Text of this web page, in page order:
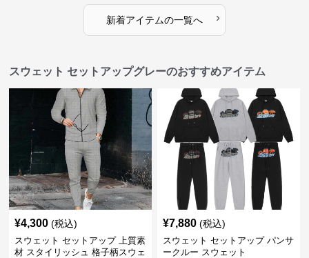
新着アイテムの一覧へ ›
スウェット セットアップグレーのおすすめアイテム
¥4,300 (税込)
スウェット セットアップ 上質素
材 スタイリッシュ 格子柄スウェ
¥7,880 (税込)
スウェット セットアップ パンサ
ークルー スウェット